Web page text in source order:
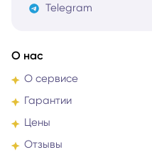
Telegram
О нас
О сервисе
Гарантии
Цены
Отзывы